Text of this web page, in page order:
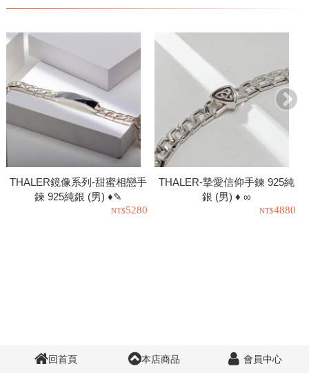
THALER鏡像系列-甜蜜相戀手
鍊 925純銀 (男) ♦✎
5280
THALER-摯愛信仰手鍊 925純
銀 (男) ♦ ∞
4880
回首頁 本店商品 會員中心